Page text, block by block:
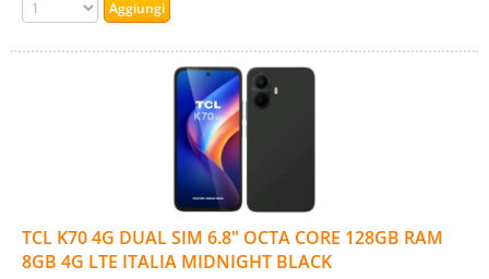
TCL K70 4G DUAL SIM 6.8" OCTA CORE 128GB RAM
8GB 4G LTE ITALIA MIDNIGHT BLACK